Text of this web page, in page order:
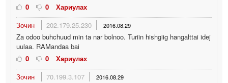
0
0
Хариулах
Зочин
202.179.25.230 2016.08.29
Za odoo buhchuud min ta nar bolnoo. Turiin hishgiig hangalttai idej
uulaa. RAMandaa bai
0
0
Хариулах
Зочин
70.199.3.107 2016.08.29